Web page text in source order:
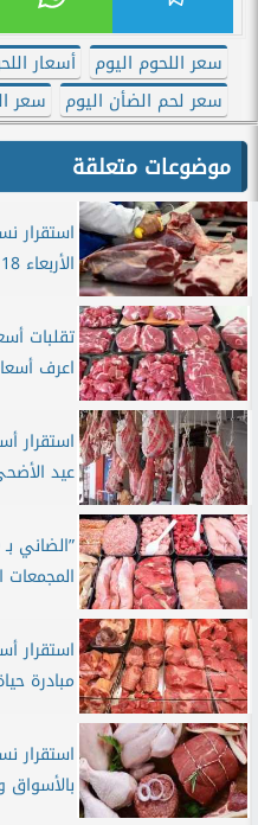
سعر اللحوم اليوم أسعار
سعر لحم الضأن اليوم
سعر
موضوعات متعلقة
استقرار
الأربعاء 18 يونيو 2025
اعرف
استقرار
عيد
المجمعات
استقرار
مبادرة
استقرار
بالأسواق و280 جنيهًا للكيلو في